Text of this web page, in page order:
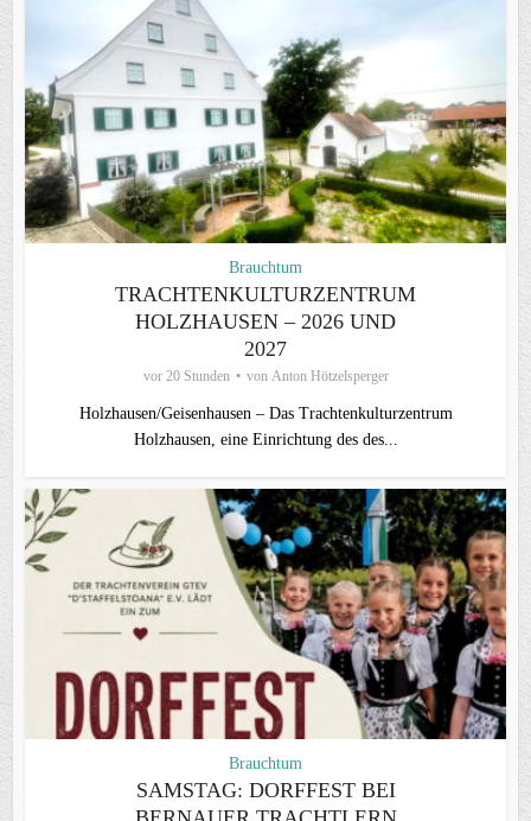
Brauchtum
TRACHTENKULTURZENTRUM
HOLZHAUSEN – 2026 UND
2027
vor 20 Stunden von Anton Hötzelsperger
Holzhausen/Geisenhausen – Das Trachtenkulturzentrum
Holzhausen, eine Einrichtung des des...
Brauchtum
SAMSTAG: DORFFEST BEI